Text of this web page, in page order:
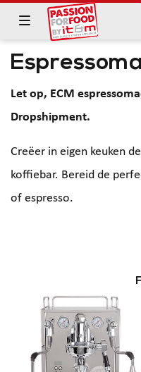
Let op, ECM
Dropshipment.
Creëer in eigen keuken
koffiebar. Bereid de
of espresso.